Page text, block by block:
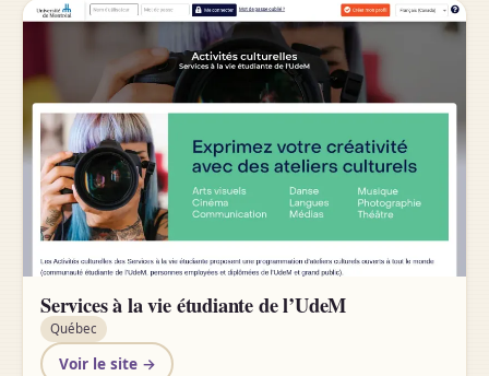
Services à la vie étudiante de l’UdeM
Québec
Voir le site →